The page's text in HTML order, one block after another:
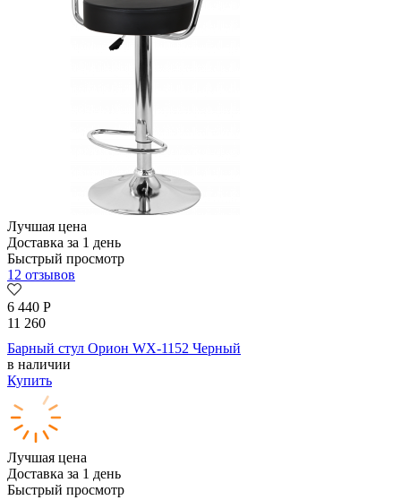
Лучшая цена
Доставка за 1 день
Быстрый просмотр
12 отзывов
6 440 Р
11 260
Барный стул Орион WX-1152 Черный
в наличии
Купить
Лучшая цена
Доставка за 1 день
Быстрый просмотр